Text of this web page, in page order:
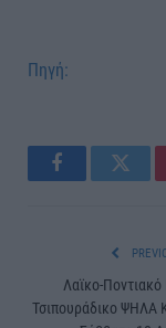
Πηγή:
Facebook
Λαϊκο-Ποντιακό
Τσιπουράδικο ΨΗΛΑ